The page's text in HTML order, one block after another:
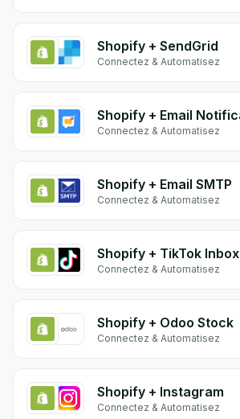
Shopify + SendGrid
Connectez & Automatisez
Connectez & Automatisez
Shopify + Email SMTP
Connectez & Automatisez
Shopify + TikTok Inbox
Connectez & Automatisez
Shopify + Odoo Stock
Connectez & Automatisez
Shopify + Instagram
Connectez & Automatisez